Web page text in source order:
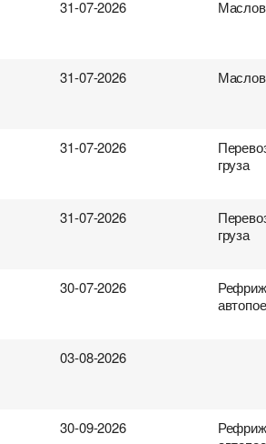
31-07-2026
31-07-2026
31-07-2026
груза
31-07-2026
груза
30-07-2026
03-08-2026
30-09-2026